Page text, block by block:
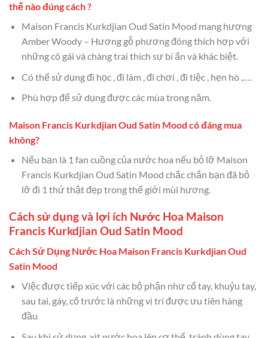
thế nào đúng cách ?
Maison Francis Kurkdjian Oud Satin Mood mang hương
Amber Woody – Hương gỗ phương đông thích hợp với
những cô gái và chàng trai thích sự bí ẩn và khác biệt.
Có thể sử dụng đi học , đi làm , đi chơi , đi tiệc , hẹn hò ,….
Phù hợp để sử dụng được các mùa trong năm.
Maison Francis Kurkdjian Oud Satin Mood có đáng mua
không?
Nếu bạn là 1 fan cuồng của nước hoa nếu bỏ lỡ Maison
Francis Kurkdjian Oud Satin Mood chắc chắn bạn đã bỏ
lỡ đi 1 thứ thật đẹp trong thế giới mùi hương.
Cách sử dụng và lợi ích Nước Hoa Maison
Francis Kurkdjian Oud Satin Mood
Cách Sử Dụng Nước Hoa Maison Francis Kurkdjian Oud
Satin Mood
Việc được tiếp xúc với các bộ phận như cổ tay, khuỷu tay,
sau tai, gáy, cổ trước là những vị trí được ưu tiên hàng
đầu